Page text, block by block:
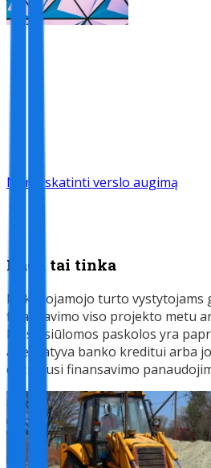
Noriu skatinti verslo augimą
Kada tai tinka
Nekilnojamojo turto vystytojams
finansavimo viso projekto metu
Mūsų siūlomos paskolos yra
alternatyva banko kreditui arba
dažniausi finansavimo